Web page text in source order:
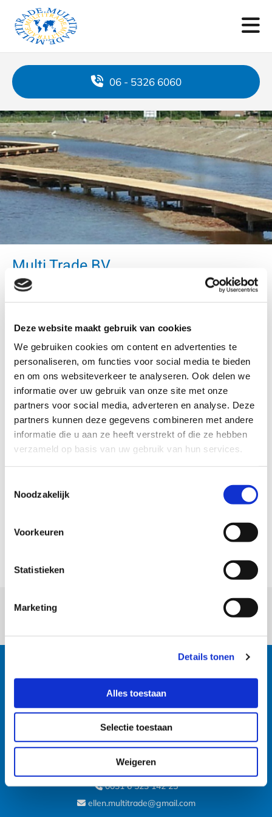
Deze website maakt gebruik van cookies
We gebruiken cookies om content en advertenties te
personaliseren, om functies voor social media te bieden
en om ons websiteverkeer te analyseren. Ook delen we
informatie over uw gebruik van onze site met onze
partners voor social media, adverteren en analyse. Deze
partners kunnen deze gegevens combineren met andere
informatie die u aan ze heeft verstrekt of die ze hebben
verzameld op basis van uw gebruik van hun services.
Noodzakelijk
Voorkeuren
Statistieken
Marketing
Details tonen
Alles toestaan
Selectie toestaan
Weigeren
06 - 5326 6060
Multi Trade BV
Groene Robinia-Eiken oplossingen voor projecten,
De voordelen van Multi Trade BV
Advies
Op maat gemaakt
Het beste, meest duurzame, Europese alternatief
 Geproduceerd uit FSC® 100% Robinia/Eiken CU-
COC-813886
Kerkbuurt 13
NL
0031 6 532 660 60
jan.multitrade@gmail.com
 0031 6 523 142 25
 ellen.multitrade@gmail.com